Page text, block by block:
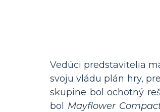
Vedúci predstavitelia
svoju vládu plán hry,
skupine bol ochotný
bol Mayflower